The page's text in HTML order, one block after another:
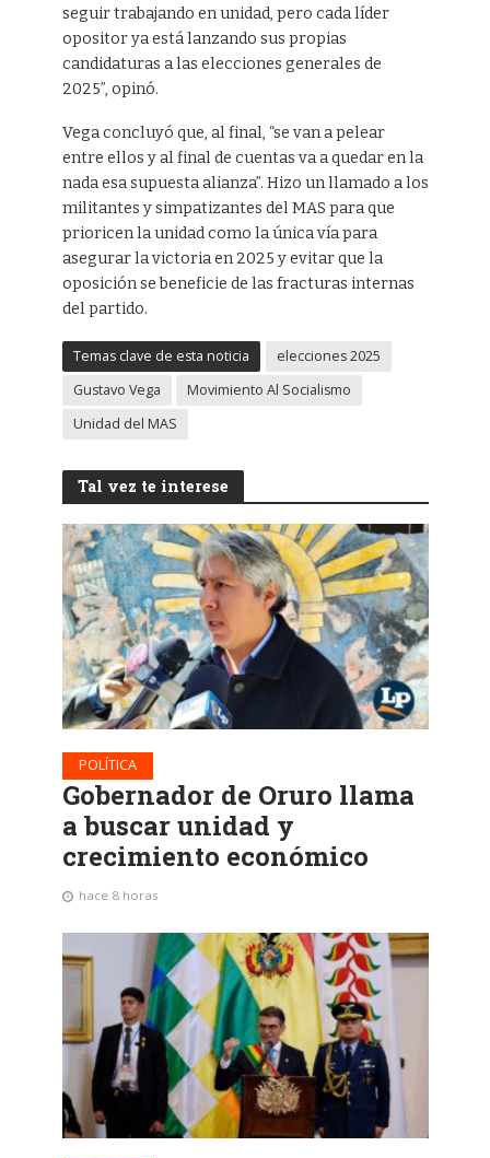
seguir trabajando en unidad, pero cada líder
opositor ya está lanzando sus propias
candidaturas a las elecciones generales de
2025”, opinó.
Vega concluyó que, al final, “se van a pelear
entre ellos y al final de cuentas va a quedar en la
nada esa supuesta alianza”. Hizo un llamado a los
militantes y simpatizantes del MAS para que
prioricen la unidad como la única vía para
asegurar la victoria en 2025 y evitar que la
oposición se beneficie de las fracturas internas
del partido.
Temas clave de esta noticia
elecciones 2025
Gustavo Vega
Movimiento Al Socialismo
Unidad del MAS
Tal vez te interese
POLÍTICA
Gobernador de Oruro llama
a buscar unidad y
crecimiento económico
hace 8 horas